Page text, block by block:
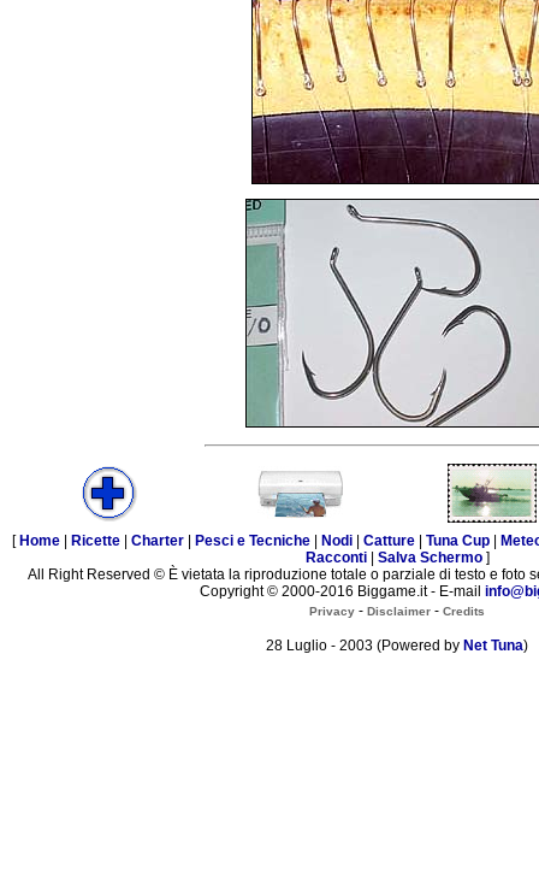
[ Home Ricette Charter Pesci e Tecniche Nodi Catture Tuna Cup
Racconti| Salva Schermo]
All Right Reserved © È vietata la riproduzione totale o parziale di testo e foto
Copyright © 2000-2016 Biggame.it - E-mail
Privacy - Disclaimer - Credits
28 Luglio - 2003 (Powered by Net Tuna)